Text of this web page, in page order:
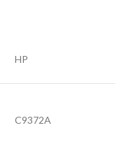
HP
C9372A